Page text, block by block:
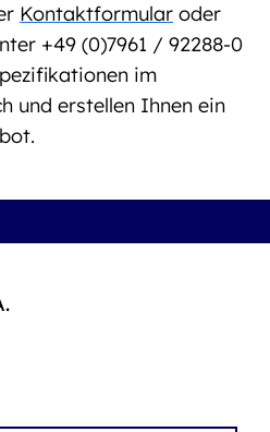
Kontaktformular oder
+49 (0)7961 / 92288-0
im
und erstellen Ihnen ein